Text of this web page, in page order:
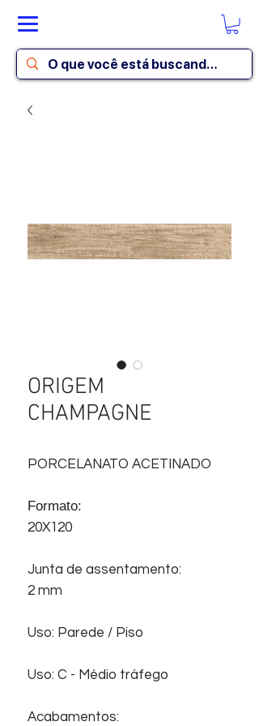
ORIGEM
CHAMPAGNE
PORCELANATO ACETINADO
Formato:
20X120
Junta de assentamento:
2 mm
Uso: Parede / Piso
Uso: C - Médio tráfego
Acabamentos: